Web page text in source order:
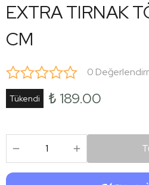
EXTRA TIRNAK
CM
0
Tükendi ₺ 189.00